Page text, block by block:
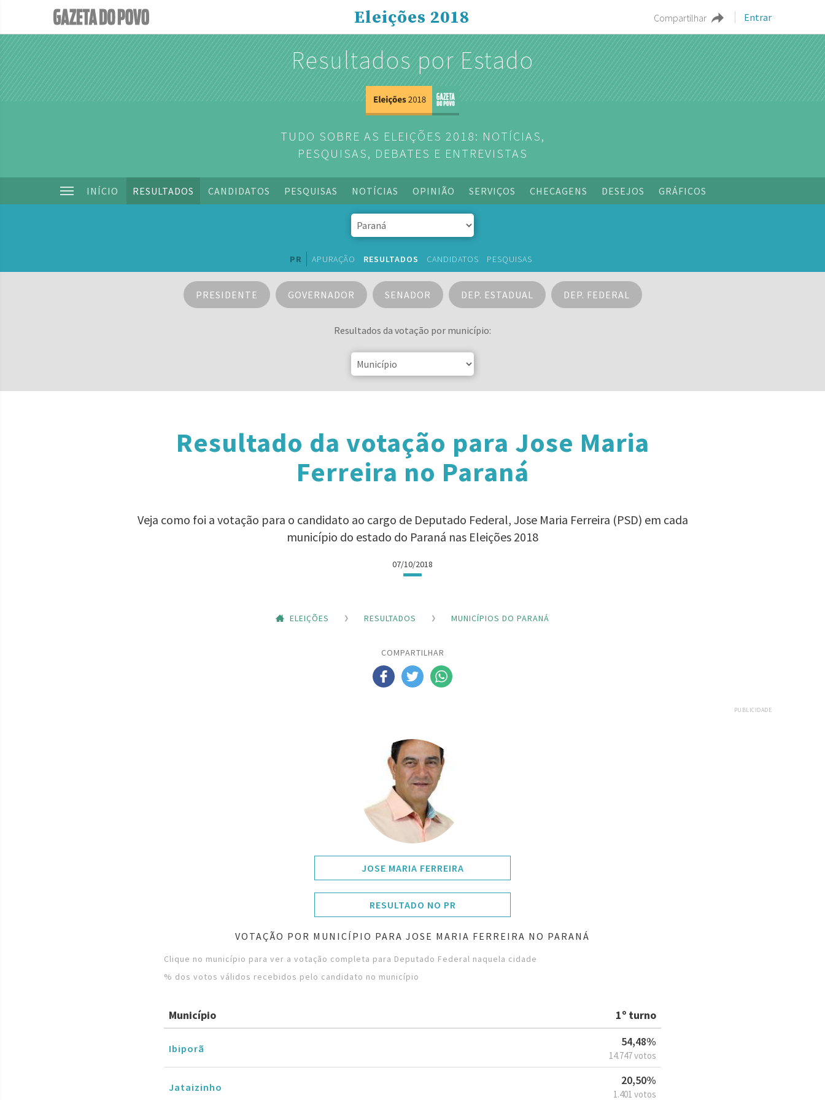
Compartilhar Entrar
Eleições 2018
Resultados por Estado
TUDO SOBRE AS ELEIÇÕES 2018: NOTÍCIAS,
PESQUISAS, DEBATES E ENTREVISTAS
INÍCIO RESULTADOS CANDIDATOS PESQUISAS NOTÍCIAS OPINIÃO SERVIÇOS CHECAGENS DESEJOS GRÁFICOS
PR APURAÇÃO RESULTADOS CANDIDATOS PESQUISAS
PRESIDENTE GOVERNADOR SENADOR DEP. ESTADUAL DEP. FEDERAL
Resultados da votação por município:
Resultado da votação para Jose Maria
Ferreira no Paraná
Veja como foi a votação para o candidato ao cargo de Deputado Federal, Jose Maria Ferreira (PSD) em cada
município do estado do Paraná nas Eleições 2018
07/10/2018
ELEIÇÕES RESULTADOS MUNICÍPIOS DO PARANÁ
COMPARTILHAR
PUBLICIDADE
JOSE MARIA FERREIRA
RESULTADO NO PR
VOTAÇÃO POR MUNICÍPIO PARA JOSE MARIA FERREIRA NO PARANÁ
Clique no município para ver a votação completa para Deputado Federal naquela cidade
% dos votos válidos recebidos pelo candidato no município
Município 1º turno
Ibiporã
54,48%
14.747 votos
Jataizinho
20,50%
1.401 votos